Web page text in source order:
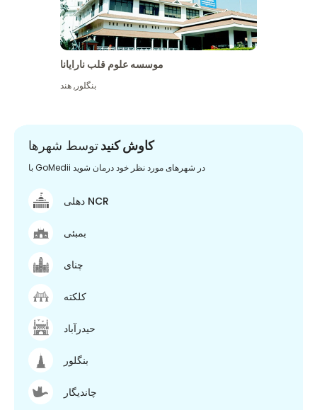
موسسه علوم قلب نارایانا
بنگلور,هند
کاوش کنیدتوسط شهرها
با GoMedii در شهرهای مورد نظر خود درمان شوید
دهلی NCR
بمبئی
چنای
کلکته
حیدرآباد
بنگلور
چاندیگار